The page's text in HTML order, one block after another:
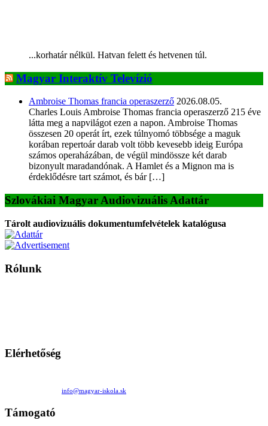
...korhatár nélkül. Hatvan felett és hetvenen túl.
Magyar Interaktív Televízió
Ambroise Thomas francia operaszerző 2026.08.05.
Charles Louis Ambroise Thomas francia operaszerző 215 éve
látta meg a napvilágot ezen a napon. Ambroise Thomas
összesen 20 operát írt, ezek túlnyomó többsége a maguk
korában repertoár darab volt több kevesebb ideig Európa
számos operaházában, de végül mindössze két darab
bizonyult maradandónak. A Hamlet és a Mignon ma is
érdeklődésre tart számot, és bár […]
Szlovákiai Magyar Audiovizuális Adattár
Tárolt audiovizuális dokumentumfelvételek katalógusa
Rólunk
Elérhetőség
info@magyar-iskola.sk
Támogató